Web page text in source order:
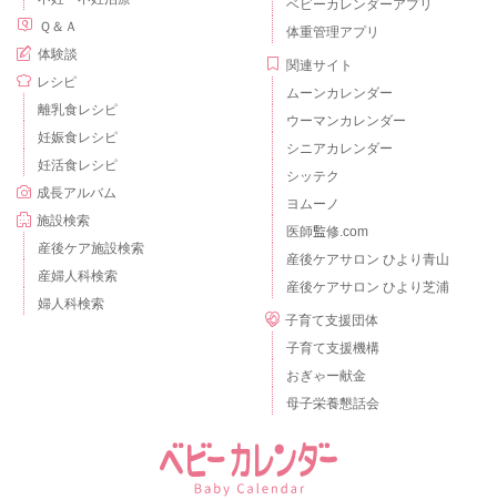
Ｑ＆Ａ
体験談
レシピ
離乳食レシピ
妊娠食レシピ
妊活食レシピ
成長アルバム
施設検索
産後ケア施設検索
産婦人科検索
婦人科検索
ベビーカレンダーアプリ
体重管理アプリ
関連サイト
ムーンカレンダー
ウーマンカレンダー
シニアカレンダー
シッテク
ヨムーノ
医師監修.com
産後ケアサロン ひより青山
産後ケアサロン ひより芝浦
子育て支援団体
子育て支援機構
おぎゃー献金
母子栄養懇話会